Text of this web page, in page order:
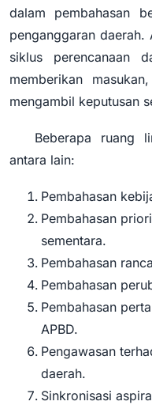
dalam pembahasan
penganggaran daerah.
siklus perencanaan
memberikan
mengambil keputusan
Beberapa ruang
antara lain:
Pembahasan
Pembahasan
sementara.
Pembahasan
Pembahasan
Pembahasan
APBD.
Pengawasan
daerah.
Sinkronisasi